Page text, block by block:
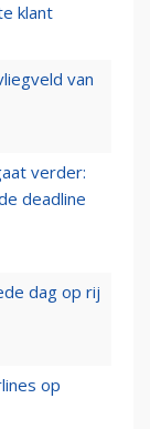
klant
van
verder:
deadline
dag op rij
op